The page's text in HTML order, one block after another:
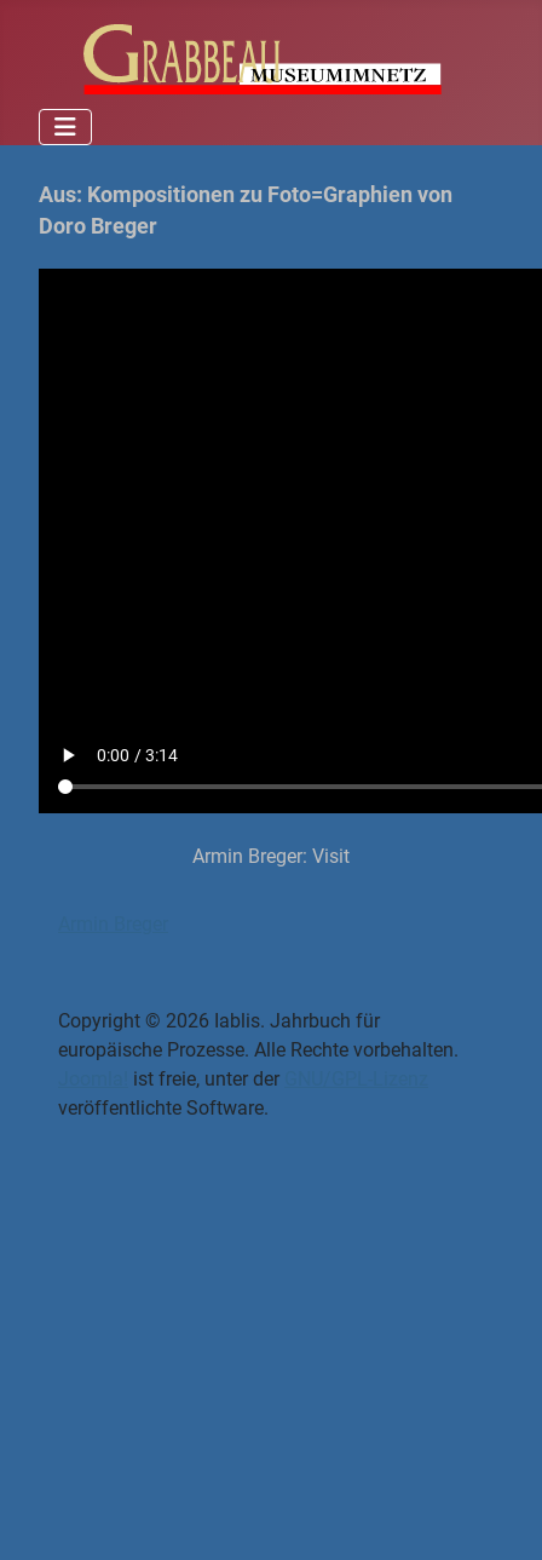
Aus: Kompositionen zu Foto=Graphien von
Doro Breger
Armin Breger: Visit
Copyright © 2026 Iablis. Jahrbuch für
europäische Prozesse. Alle Rechte vorbehalten.
ist freie, unter der
veröffentlichte Software.